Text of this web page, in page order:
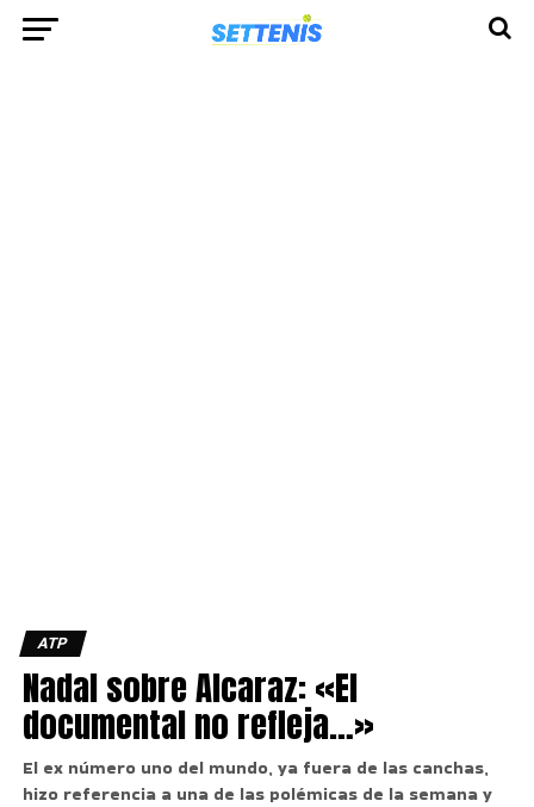
ATP
Nadal sobre Alcaraz: «El
documental no refleja…»
El ex número uno del mundo, ya fuera de las canchas,
hizo referencia a una de las polémicas de la semana y